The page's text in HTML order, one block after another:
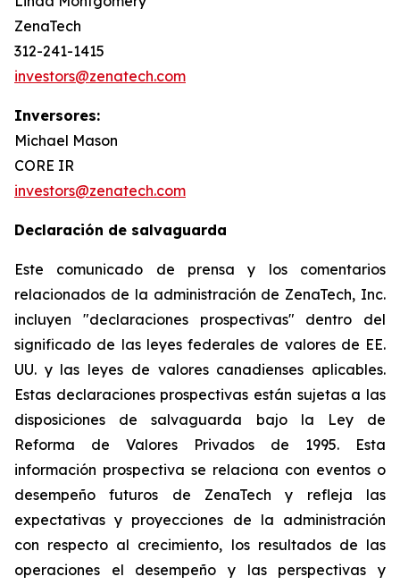
ZenaTech
312-241-1415
investors@zenatech.com
Inversores:
Michael Mason
CORE IR
investors@zenatech.com
Declaración de salvaguarda
Este comunicado de prensa y los comentarios
relacionados de la administración de ZenaTech, Inc.
incluyen "declaraciones prospectivas" dentro del
significado de las leyes federales de valores de EE.
UU. y las leyes de valores canadienses aplicables.
Estas declaraciones prospectivas están sujetas a las
disposiciones de salvaguarda bajo la Ley de
Reforma de Valores Privados de 1995. Esta
información prospectiva se relaciona con eventos o
desempeño futuros de ZenaTech y refleja las
expectativas y proyecciones de la administración
con respecto al crecimiento, los resultados de las
operaciones el desempeño y las perspectivas y